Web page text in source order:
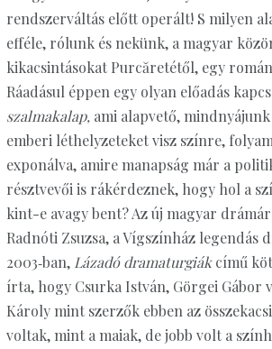
rendszerváltás előtt operált! S milyen
efféle, rólunk és nekünk, a magyar
kikacsintásokat Purcăretétől, egy
Ráadásul éppen egy olyan előadás
szalmakalap,ami alapvető, mindnyájunk
emberi léthelyzeteket visz színre,
exponálva, amire manapság már a
résztvevői is rákérdeznek, hogy hol a
kint-e avagy bent? Az új magyar
Radnóti Zsuzsa, a Vígszínház legendás
2003‑ban, Lázadó dramaturgiákcímű
írta, hogy Csurka István, Görgei Gábor
Károly mint szerzők ebben az
voltak, mint a maiak, de jobb volt a